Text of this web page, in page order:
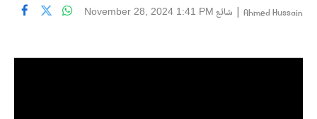
Ahmed Hussain
| شائع November 28, 2024 1:41 PM